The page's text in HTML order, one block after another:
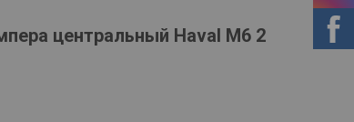
центральный Haval M6 2